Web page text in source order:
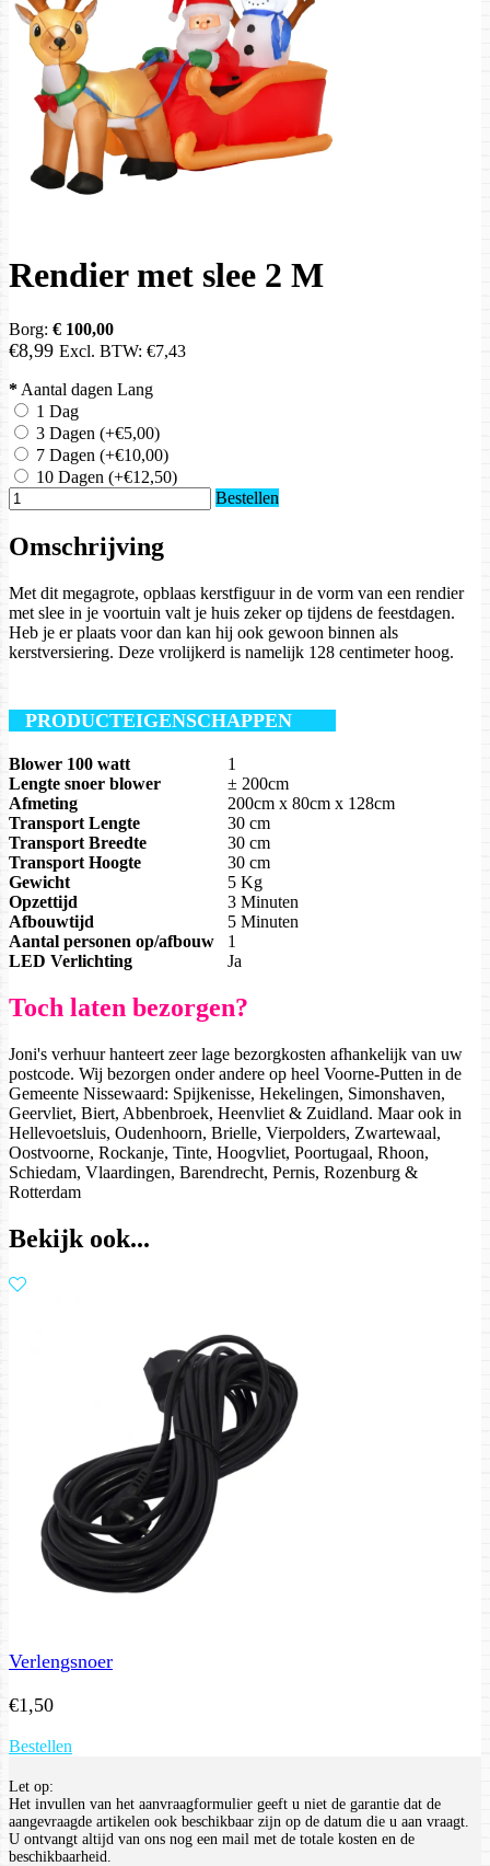
Rendier met slee 2 M
Borg: € 100,00
€8,99 Excl. BTW: €7,43
* Aantal dagen Lang
1 Dag
3 Dagen (+€5,00)
7 Dagen (+€10,00)
10 Dagen (+€12,50)
Bestellen
Omschrijving
Met dit megagrote, opblaas kerstfiguur in de vorm van een rendier
met slee in je voortuin valt je huis zeker op tijdens de feestdagen.
Heb je er plaats voor dan kan hij ook gewoon binnen als
kerstversiering. Deze vrolijkerd is namelijk 128 centimeter hoog.
PRODUCTEIGENSCHAPPEN
Blower 100 watt
1
Lengte snoer blower
± 200cm
Afmeting
200cm x 80cm x 128cm
Transport Lengte
30 cm
Transport Breedte
30 cm
Transport Hoogte
30 cm
Gewicht
5 Kg
Opzettijd
3 Minuten
Afbouwtijd
5 Minuten
Aantal personen op/afbouw
1
LED Verlichting
Ja
Toch laten bezorgen?
Joni's verhuur hanteert zeer lage bezorgkosten afhankelijk van uw
postcode. Wij bezorgen onder andere op heel Voorne-Putten in de
Gemeente Nissewaard: Spijkenisse, Hekelingen, Simonshaven,
Geervliet, Biert, Abbenbroek, Heenvliet & Zuidland. Maar ook in
Hellevoetsluis, Oudenhoorn, Brielle, Vierpolders, Zwartewaal,
Oostvoorne, Rockanje, Tinte, Hoogvliet, Poortugaal, Rhoon,
Schiedam, Vlaardingen, Barendrecht, Pernis, Rozenburg &
Rotterdam
Bekijk ook...
Verlengsnoer
€1,50
Bestellen
Let op:
Het invullen van het aanvraagformulier geeft u niet de garantie dat de
aangevraagde artikelen ook beschikbaar zijn op de datum die u aan vraagt.
U ontvangt altijd van ons nog een mail met de totale kosten en de
beschikbaarheid.